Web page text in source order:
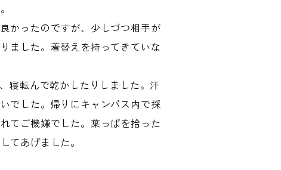
かったのですが、少しづつ相手が
ました。着替えを持ってきていな
寝転んで乾かしたりしました。汗
でした。帰りにキャンパス内で採
てご機嫌でした。葉っぱを拾った
てあげました。